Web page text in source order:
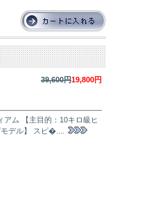
39,600円19,800円
ム 【主目的：10キロ級ヒ
デル】 スピ�....